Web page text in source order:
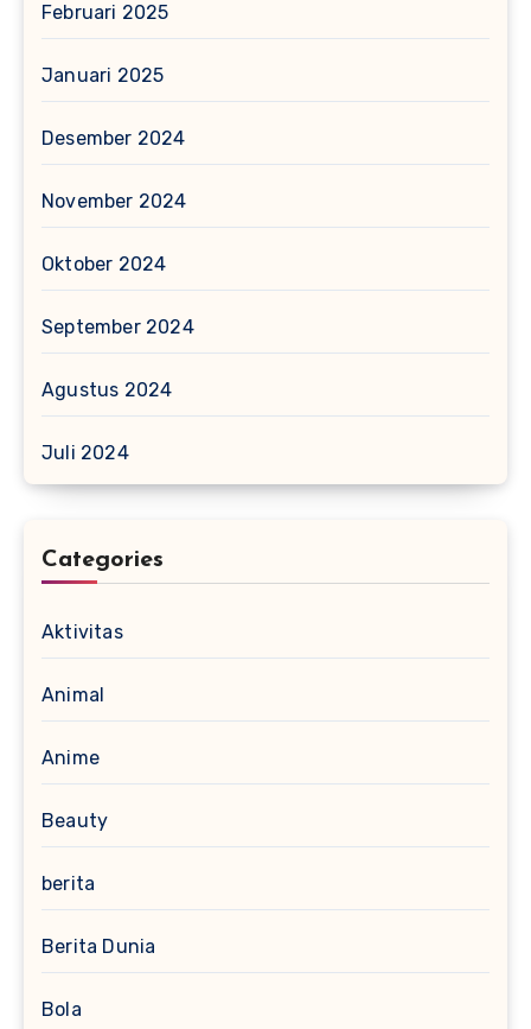
Februari 2025
Januari 2025
Desember 2024
November 2024
Oktober 2024
September 2024
Agustus 2024
Juli 2024
Categories
Aktivitas
Animal
Anime
Beauty
berita
Berita Dunia
Bola